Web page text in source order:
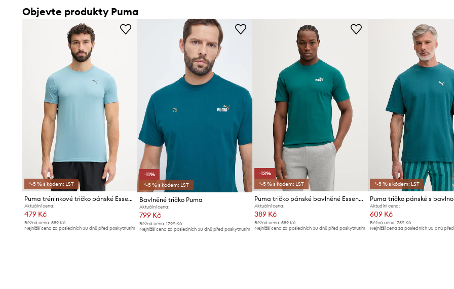
Objevte produkty Puma
*-5 % s kódem: LST
Puma tréninkové tričko pánské Essentials Solid cat Tee
Aktuální cena:
479 Kč
Běžná cena: 589 Kč
Nejnižší cena za posledních 30 dnů před poskytnutím
-11%
*-5 % s kódem: LST
Bavlněné tričko Puma
Aktuální cena:
799 Kč
Běžná cena:1799 Kč
Nejnižší cena za posledních 30 dnů před poskytnutím
-13%
*-5 % s kódem: LST
Puma tričko pánské bavlněné Essential Logo
Aktuální cena:
389 Kč
Běžná cena: 589 Kč
Nejnižší cena za posledních 30 dnů před poskytnutím
*-5 % s kódem: LST
Aktuální cena:
609 Kč
Běžná cena: 759 Kč
Nejnižší cena za posledních 30 dnů